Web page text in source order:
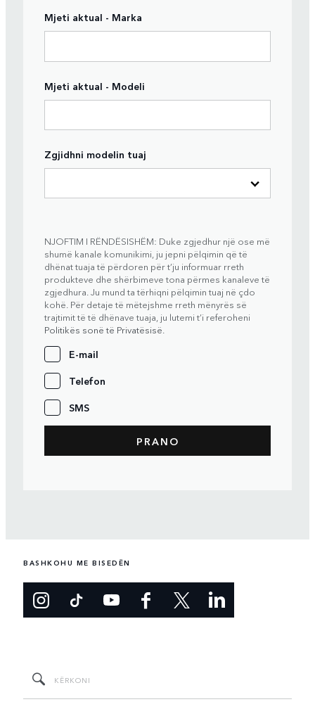
Mjeti aktual - Marka
Mjeti aktual - Modeli
Zgjidhni modelin tuaj
NJOFTIM I RËNDËSISHËM: Duke zgjedhur një ose më
shumë kanale komunikimi, ju jepni pëlqimin që të
dhënat tuaja të përdoren për t’ju informuar rreth
produkteve dhe shërbimeve tona përmes kanaleve të
zgjedhura. Ju mund ta tërhiqni pëlqimin tuaj në çdo
kohë. Për detaje të mëtejshme rreth mënyrës së
trajtimit të të dhënave tuaja, ju lutemi t’i referoheni
Politikës sonë të Privatësisë
E-mail
Telefon
SMS
BASHKOHU ME BISEDËN